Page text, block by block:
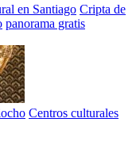
en Santiago Cripta de
panorama gratis
Centros culturales